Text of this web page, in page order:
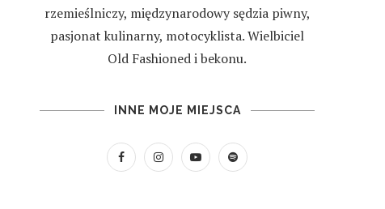
rzemieślniczy, międzynarodowy sędzia piwny,
pasjonat kulinarny, motocyklista. Wielbiciel
Old Fashioned i bekonu.
INNE MOJE MIEJSCA